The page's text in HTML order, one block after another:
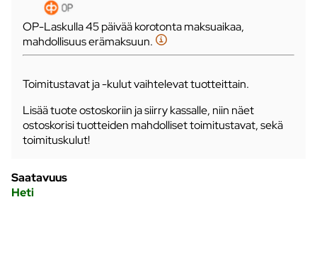
OP-Laskulla 45 päivää korotonta maksuaikaa,
mahdollisuus erämaksuun.
Toimitustavat ja -kulut vaihtelevat tuotteittain.
Lisää tuote ostoskoriin ja siirry kassalle, niin näet
ostoskorisi tuotteiden mahdolliset toimitustavat, sekä
toimituskulut!
Saatavuus
Heti